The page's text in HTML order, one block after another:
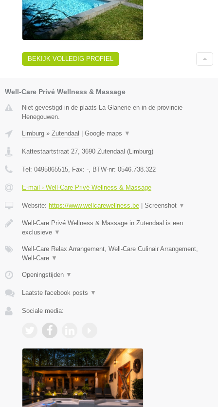
BEKIJK VOLLEDIG PROFIEL
Well-Care Privé Wellness & Massage
Niet gevestigd in de plaats La Glanerie en in de provincie
Henegouwen.
Limburg » Zutendaal | Google maps ▼
Kattestaartstraat 27 3690 Zutendaal (Limburg)
Tel: 0495865515 , Fax: - , BTW-nr: 0546.738.322
E-mail › Well-Care Privé Wellness & Massage
Website: https://www.wellcarewellness.be | Screenshot ▼
Well-Care Privé Wellness & Massage in Zutendaal is een
exclusieve ▼
Well-Care Relax Arrangement, Well-Care Culinair Arrangement,
Well-Care ▼
Openingstijden ▼
Laatste facebook posts ▼
Sociale media: